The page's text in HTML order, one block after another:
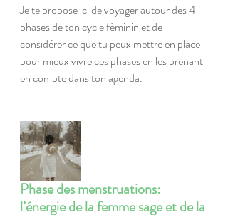
Je te propose ici de voyager autour des 4
phases de ton cycle féminin et de
considérer ce que tu peux mettre en place
pour mieux vivre ces phases en les prenant
en compte dans ton agenda.
Phase des menstruations:
l’énergie de la femme sage et de la